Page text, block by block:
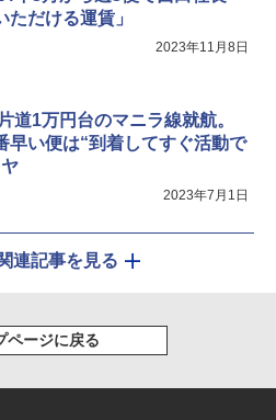
ただける運賃」
2023年11月8日
道1万円台のマニラ線就航。
早い便は“到着してすぐ活動で
2023年7月1日
連記事を見る
ページに戻る